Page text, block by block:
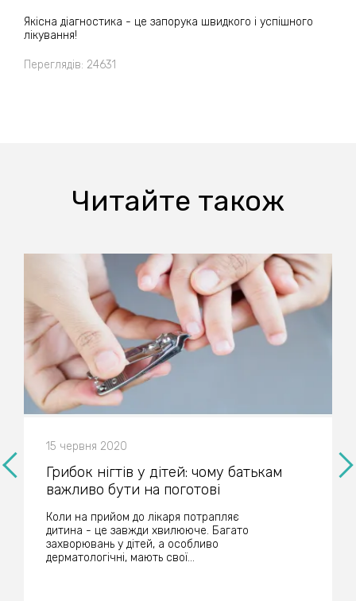
Якісна діагностика - це запорука швидкого і успішного
лікування!
Переглядів: 24631
Читайте також
15 червня 2020
Грибок нігтів у дітей: чому батькам
важливо бути на поготові
Коли на прийом до лікаря потрапляє
дитина - це завжди хвилююче. Багато
захворювань у дітей, а особливо
дерматологічні, мають свої...